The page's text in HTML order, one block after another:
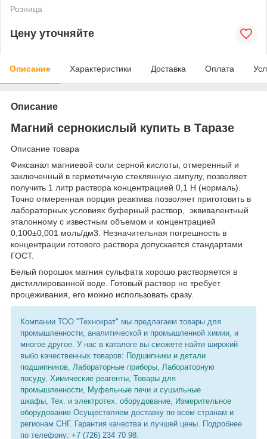
Розница
Цену уточняйте
Описание Характеристики Доставка Оплата
Описание
Магний сернокислый купить в Таразе
Описание товара
Фиксанал магниевой соли серной кислоты, отмеренный и
заключенный в герметичную стеклянную ампулу, позволяет
получить 1 литр раствора концентрацией 0,1 H (нормаль).
Точно отмеренная порция реактива позволяет приготовить в
лабораторных условиях буферный раствор, эквивалентный
эталонному с известным объемом и концентрацией
0,100±0,001 моль/дм3. Незначительная погрешность в
концентрации готового раствора допускается стандартами
ГОСТ.
Белый порошок магния сульфата хорошо растворяется в
дистиллированной воде. Готовый раствор не требует
процеживания, его можно использовать сразу.
Компании ТОО "Технократ" мы предлагаем товары для
промышленности, аналитической и промышленной химии, и
многое другое. У нас в каталоге вы сможете найти широкий
выбо качественных товаров: Подшипники и детали
подшипников, Лабораторные приборы, Лабораторную
посуду, Химические реагенты, Товары для
промышленности, Муфельные печи и сушильные
шкафы, Тех. и электротех. оборудование, Измерительное
оборудование.Осуществляем доставку по всем странам и
регионам СНГ. Гарантия качества и лучшей цены. Подробнее
по телефону: +7 (726) 234 70 98.